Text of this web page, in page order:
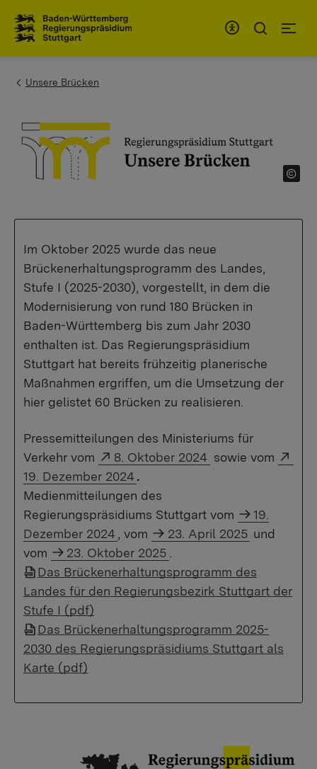
You are here:
Unsere Brücken
Im Oktober 2025 wurde das neue
Brückenerhaltungsprogramm des Landes,
Stufe I (2025-2030), vorgestellt, in dem die
Modernisierung von rund 180 Brücken in
Baden-Württemberg bis zum Jahr 2030
enthalten ist. Das Regierungspräsidium
Stuttgart hat bereits frühzeitig planerische
Maßnahmen ergriffen, um die Umsetzung der
hier gelistet 60 Brücken zu realisieren.
Pressemitteilungen des Ministeriums für
Verkehr vom
Externer Link:
8. Oktober 2024 sowie vom
19. Dezember 2024.
Medienmitteilungen des
Regierungspräsidiums Stuttgart vom
19.
Dezember 2024 , vom 23. April 2025 und
vom
23. Oktober 2025
Das Brückenerhaltungsprogramm des
Landes für den Regierungsbezirk Stuttgart der
Stufe I (pdf)
Das Brückenerhaltungsprogramm 2025-
2030 des Regierungspräsidiums Stuttgart als
Karte (pdf)
Show larger version